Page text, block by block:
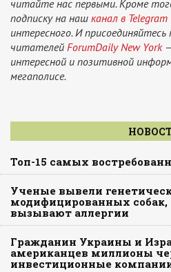
читайте нас первыми. Кроме
подписку на наш канал в Telegram
интересного. И
читателей ForumDaily New York—
интересной и позитивной
мегаполисе.
Топ-15 самых
Ученые вывели
модифицированных собак,
вызывают аллергии
Гражданин Украины и
американцев миллионы
инвестиционные